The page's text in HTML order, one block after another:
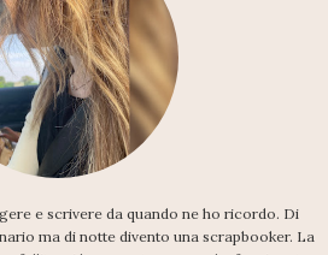
e scrivere da quando ne ho ricordo. Di
ma di notte divento una scrapbooker. La